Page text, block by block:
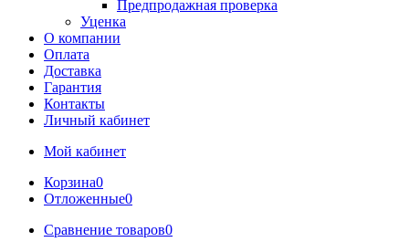
Предпродажная проверка
Уценка
О компании
Оплата
Доставка
Гарантия
Контакты
Личный кабинет
Мой кабинет
Корзина0
Отложенные0
Сравнение товаров0